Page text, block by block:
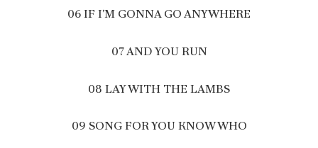
06 IF I’M GONNA GO ANYWHERE
07 AND YOU RUN
08 LAY WITH THE LAMBS
09 SONG FOR YOU KNOW WHO